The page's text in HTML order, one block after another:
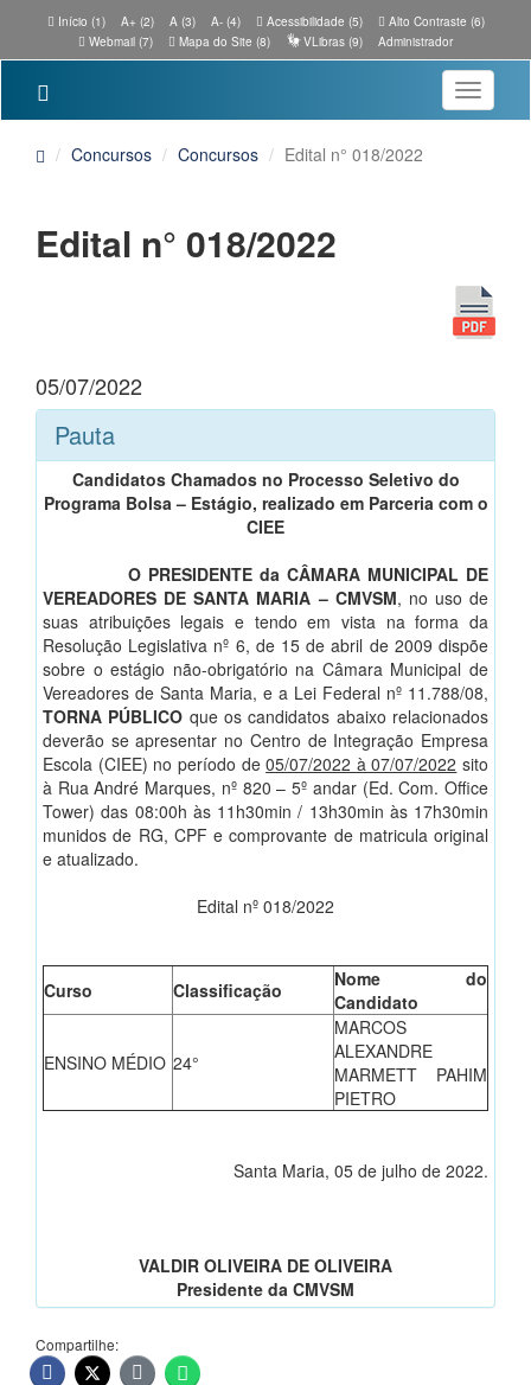
Início (1) A+ (2) A (3) A- (4) Acessibilidade (5)
Alto Contraste (6)
Webmail (7)
Mapa do Site (8) VLibras (9) Administrador
Toggle
Concursos Concursos Edital n° 018/2022
Edital n° 018/2022
05/07/2022
Pauta
Candidatos Chamados no Processo Seletivo do
Programa Bolsa – Estágio, realizado em Parceria com o
CIEE
O PRESIDENTE da CÂMARA MUNICIPAL DE
VEREADORES DE SANTA MARIA – CMVSM, no uso de
suas atribuições legais e tendo em vista na forma da
Resolução Legislativa nº 6, de 15 de abril de 2009 dispõe
sobre o estágio não-obrigatório na Câmara Municipal de
Vereadores de Santa Maria, e a Lei Federal nº 11.788/08,
TORNA PÚBLICO que os candidatos abaixo relacionados
deverão se apresentar no Centro de Integração Empresa
Escola (CIEE) no período de05/07/2022 à 07/07/2022 sito
à Rua André Marques, nº 820 – 5º andar (Ed. Com. Office
Tower) das 08:00h às 11h30min / 13h30min às 17h30min
munidos de RG, CPF e comprovante de matricula original
e atualizado.
Edital nº 018/2022
Curso Classificação
Nome do
Candidato
ENSINO MÉDIO 24°
MARCOS
ALEXANDRE
MARMETT PAHIM
PIETRO
Santa Maria, 05 de julho de 2022.
VALDIR OLIVEIRA DE OLIVEIRA
Presidente da CMVSM
Compartilhe: